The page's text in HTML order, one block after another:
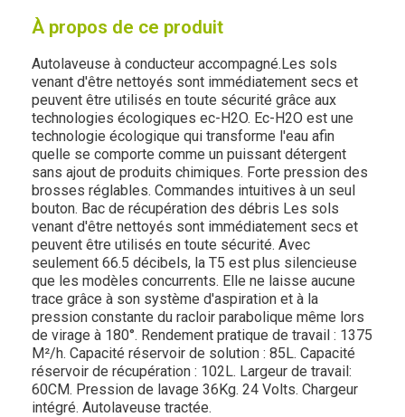
À propos de ce produit
Autolaveuse à conducteur accompagné.Les sols
venant d'être nettoyés sont immédiatement secs et
peuvent être utilisés en toute sécurité grâce aux
technologies écologiques ec-H2O. Ec-H2O est une
technologie écologique qui transforme l'eau afin
quelle se comporte comme un puissant détergent
sans ajout de produits chimiques. Forte pression des
brosses réglables. Commandes intuitives à un seul
bouton. Bac de récupération des débris Les sols
venant d'être nettoyés sont immédiatement secs et
peuvent être utilisés en toute sécurité. Avec
seulement 66.5 décibels, la T5 est plus silencieuse
que les modèles concurrents. Elle ne laisse aucune
trace grâce à son système d'aspiration et à la
pression constante du racloir parabolique même lors
de virage à 180°. Rendement pratique de travail : 1375
M²/h. Capacité réservoir de solution : 85L. Capacité
réservoir de récupération : 102L. Largeur de travail:
60CM. Pression de lavage 36Kg. 24 Volts. Chargeur
intégré. Autolaveuse tractée.